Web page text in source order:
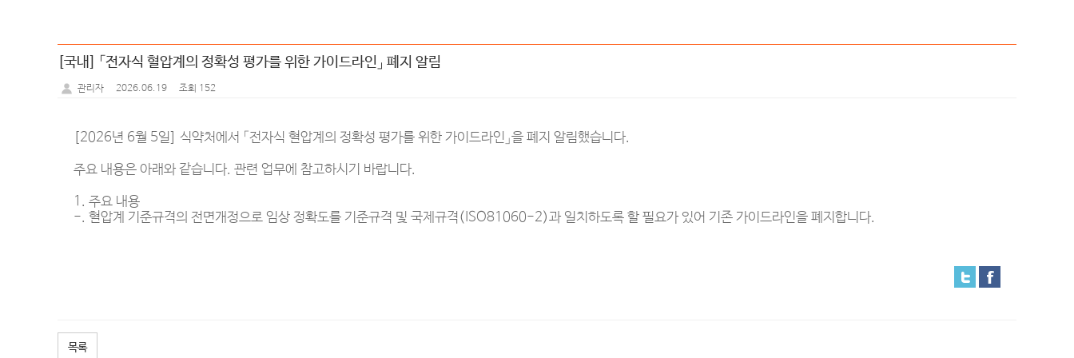
[국내] 「전자식 혈압계의 정확성 평가를 위한 가이드라인」 폐지 알림
관리자 2026.06.19 조회 152
[2026년 6월 5일] 식약처에서 「전자식 혈압계의 정확성 평가를 위한 가이드라인」을 폐지 알림했습니다.
주요 내용은 아래와 같습니다. 관련 업무에 참고하시기 바랍니다.
1. 주요 내용
-. 혈압계 기준규격의 전면개정으로 임상 정확도를 기준규격 및 국제규격(ISO81060-2)과 일치하도록 할 필요가 있어 기존 가이드라인을 폐지합니다.
목록